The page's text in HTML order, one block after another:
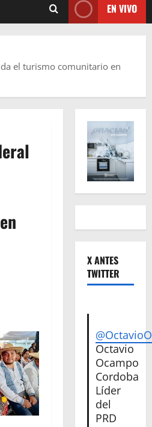
EN VIVO
el turismo comunitario en
X ANTES
TWITTER
Octavio
Ocampo
Cordoba
Líder
del
PRD